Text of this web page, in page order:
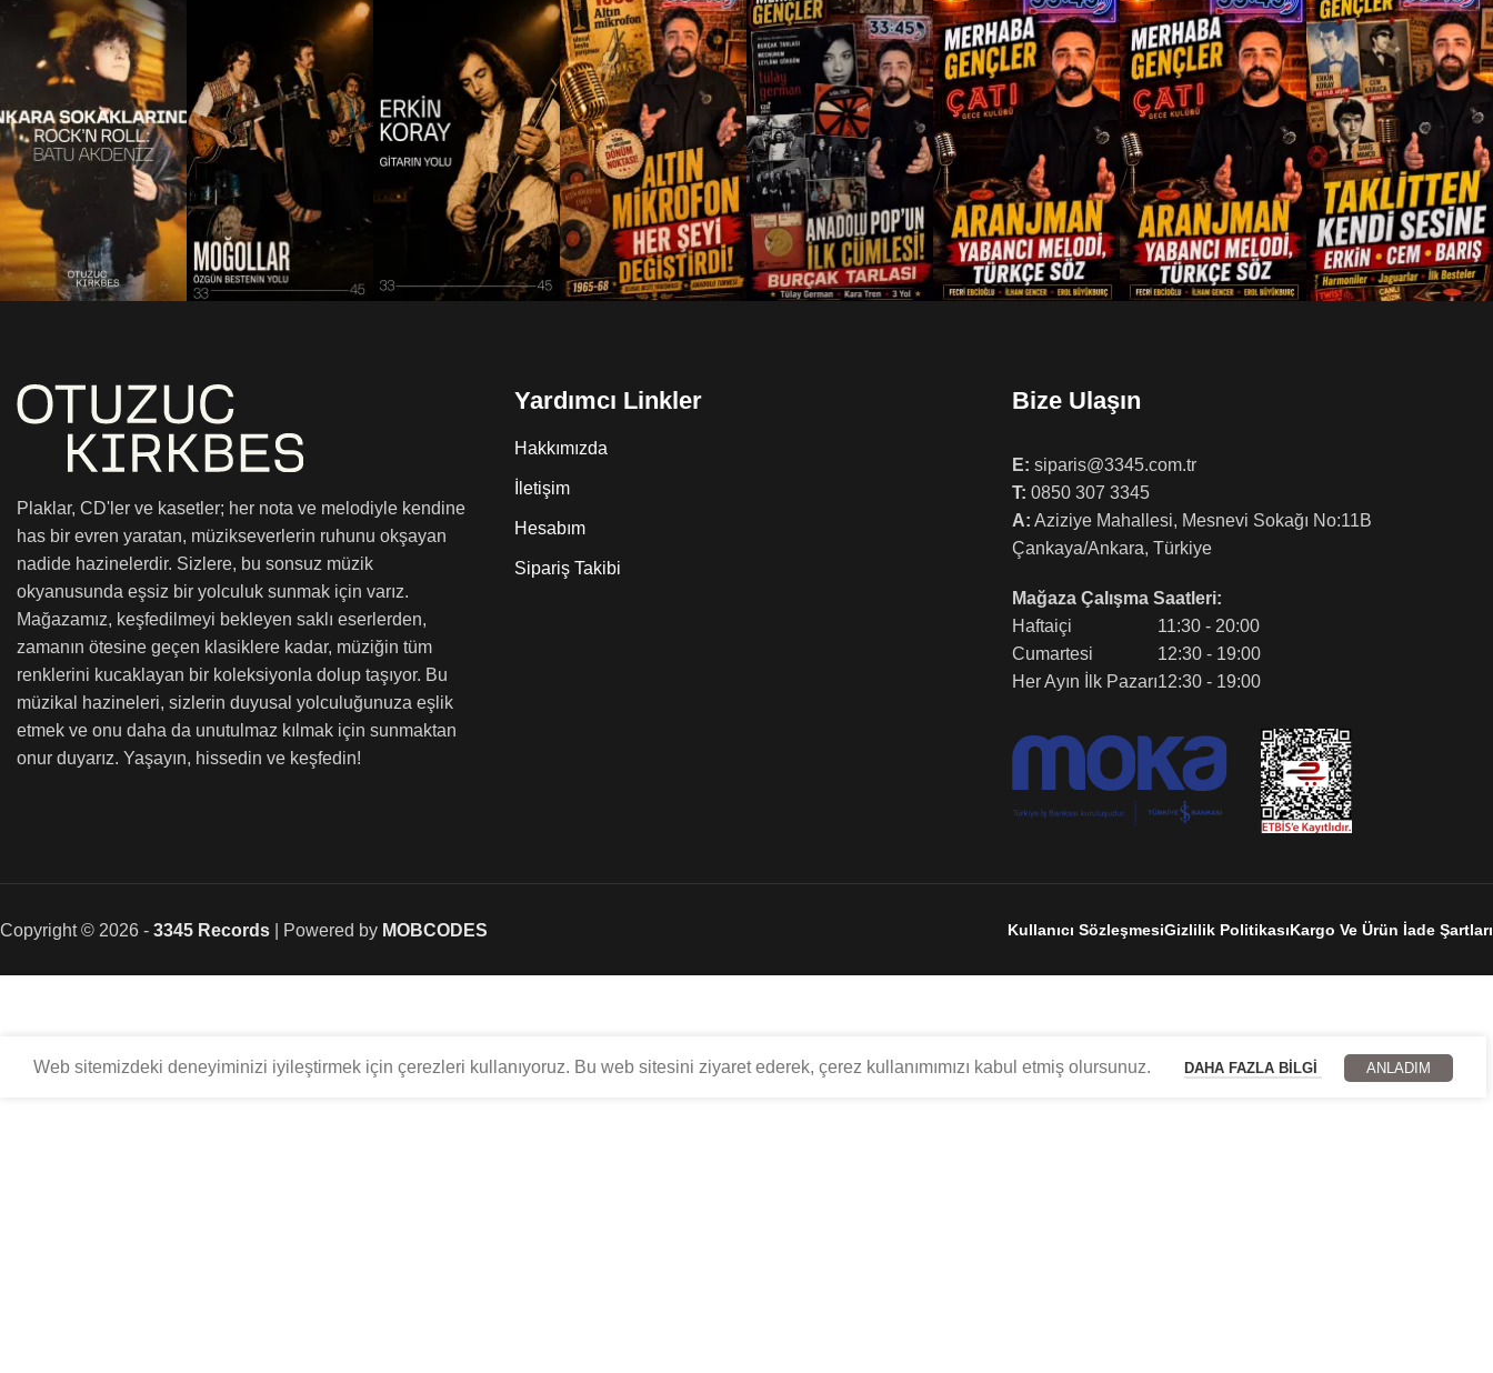
Plaklar, CD'ler ve kasetler; her nota ve melodiyle kendine
has bir evren yaratan, müzikseverlerin ruhunu okşayan
nadide hazinelerdir. Sizlere, bu sonsuz müzik
okyanusunda eşsiz bir yolculuk sunmak için varız.
Mağazamız, keşfedilmeyi bekleyen saklı eserlerden,
zamanın ötesine geçen klasiklere kadar, müziğin tüm
renklerini kucaklayan bir koleksiyonla dolup taşıyor. Bu
müzikal hazineleri, sizlerin duyusal yolculuğunuza eşlik
etmek ve onu daha da unutulmaz kılmak için sunmaktan
onur duyarız. Yaşayın, hissedin ve keşfedin!
Yardımcı Linkler
Hakkımızda
İletişim
Hesabım
Sipariş Takibi
Bize Ulaşın
E: siparis@3345.com.tr
T: 0850 307 3345
A: Aziziye Mahallesi, Mesnevi Sokağı No:11B
Çankaya/Ankara, Türkiye
Mağaza Çalışma Saatleri:
Haftaiçi
Cumartesi
Her Ayın İlk Pazarı
11:30 - 20:00
12:30 - 19:00
12:30 - 19:00
Copyright © 2026 - 3345 Records | Powered by MOBCODES Kullanıcı SözleşmesiGizlilik PolitikasıKargo Ve Ürün İade Şartları
Web sitemizdeki deneyiminizi iyileştirmek için çerezleri kullanıyoruz. Bu web sitesini ziyaret ederek, çerez kullanımımızı kabul etmiş olursunuz. DAHA FAZLA BILGI ANLADIM